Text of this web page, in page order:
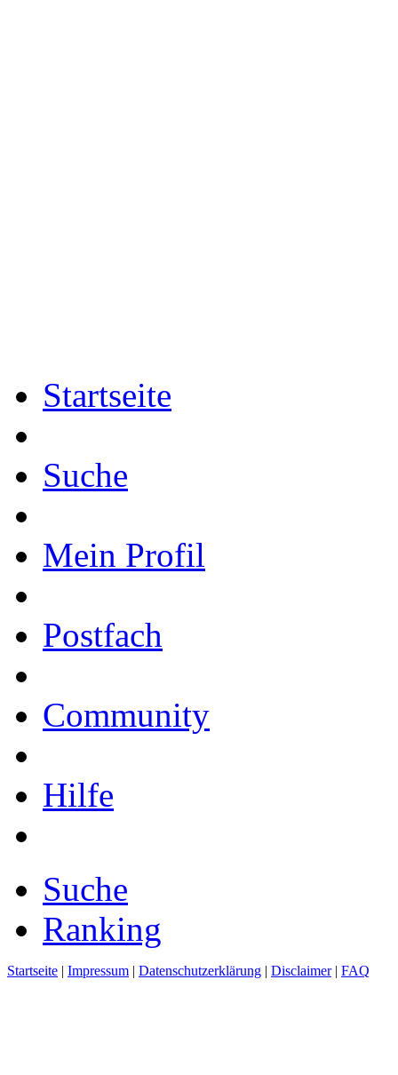
Startseite
Suche
Mein Profil
Postfach
Community
Hilfe
Suche
Ranking
Startseite | Impressum | Datenschutzerklärung | Disclaimer| FAQ